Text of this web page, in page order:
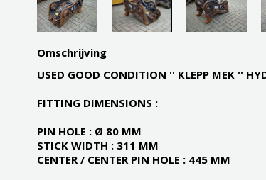
Omschrijving
USED GOOD CONDITION '' KLEPP MEK ''
FITTING DIMENSIONS :
PIN HOLE : Ø 80 MM
STICK WIDTH : 311 MM
CENTER / CENTER PIN HOLE : 445 MM